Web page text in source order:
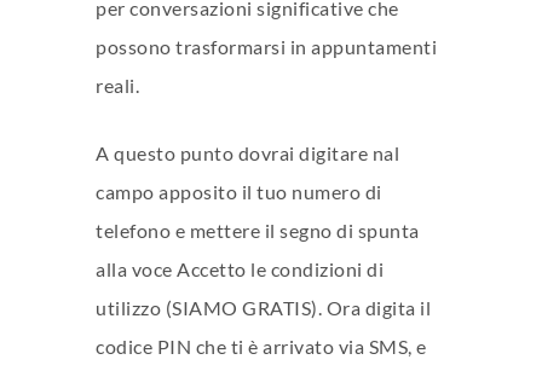
per conversazioni significative che
possono trasformarsi in appuntamenti
reali.
A questo punto dovrai digitare nal
campo apposito il tuo numero di
telefono e mettere il segno di spunta
alla voce Accetto le condizioni di
utilizzo (SIAMO GRATIS). Ora digita il
codice PIN che ti è arrivato via SMS, e